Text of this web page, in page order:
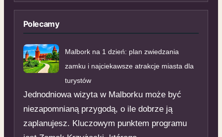
Polecamy
Malbork na 1 dzień: plan zwiedzania
zamku i najciekawsze atrakcje miasta dla
turystów
Jednodniowa wizyta w Malborku może być
niezapomnianą przygodą, o ile dobrze ją
zaplanujesz. Kluczowym punktem programu